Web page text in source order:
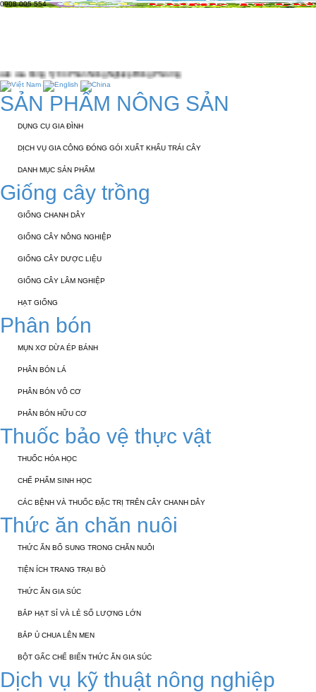
0908 005 554
Nông Nghiệp Đông Phương
SẢN PHẨM NÔNG SẢN
DỤNG CỤ GIA ĐÌNH
DỊCH VỤ GIA CÔNG ĐÓNG GÓI XUẤT KHẨU TRÁI CÂY
DANH MỤC SẢN PHẨM
Giống cây trồng
GIỐNG CHANH DÂY
GIỐNG CÂY NÔNG NGHIỆP
GIỐNG CÂY DƯỢC LIỆU
GIỐNG CÂY LÂM NGHIỆP
HẠT GIỐNG
Phân bón
MỤN XƠ DỪA ÉP BÁNH
PHÂN BÓN LÁ
PHÂN BÓN VÔ CƠ
PHÂN BÓN HỮU CƠ
Thuốc bảo vệ thực vật
THUỐC HÓA HỌC
CHẾ PHẨM SINH HỌC
CÁC BỆNH VÀ THUỐC ĐẶC TRỊ TRÊN CÂY CHANH DÂY
Thức ăn chăn nuôi
THỨC ĂN BỔ SUNG TRONG CHĂN NUÔI
TIỆN ÍCH TRANG TRẠI BÒ
THỨC ĂN GIA SÚC
BẮP HẠT SỈ VÀ LẺ SỐ LƯỢNG LỚN
BẮP Ủ CHUA LÊN MEN
BỘT GẤC CHẾ BIẾN THỨC ĂN GIA SÚC
Dịch vụ kỹ thuật nông nghiệp